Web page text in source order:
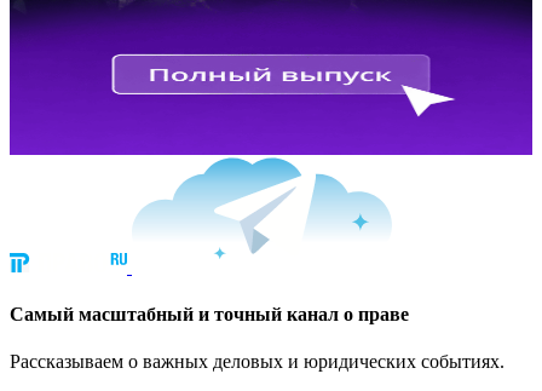
Cамый масштабный и точный канал о праве
Рассказываем о важных деловых и юридических событиях.